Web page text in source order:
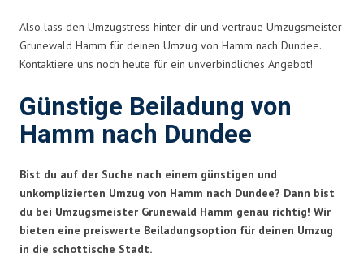
Also lass den Umzugstress hinter dir und vertraue Umzugsmeister
Grunewald Hamm für deinen Umzug von Hamm nach Dundee.
Kontaktiere uns noch heute für ein unverbindliches Angebot!
Günstige Beiladung von
Hamm nach Dundee
Bist du auf der Suche nach einem günstigen und
unkomplizierten Umzug von Hamm nach Dundee? Dann bist
du bei Umzugsmeister Grunewald Hamm genau richtig! Wir
bieten eine preiswerte Beiladungsoption für deinen Umzug
in die schottische Stadt.